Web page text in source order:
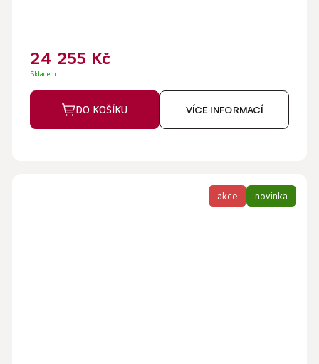
24 255 Kč
Skladem
DO KOŠÍKU VÍCE INFORMACÍ
akce novinka